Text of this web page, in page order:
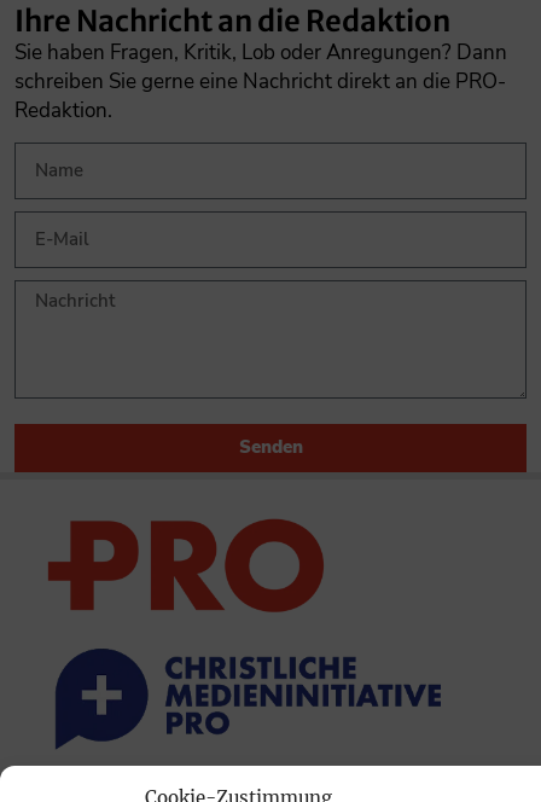
Ihre Nachricht an die Redaktion
Sie haben Fragen, Kritik, Lob oder Anregungen? Dann
schreiben Sie gerne eine Nachricht direkt an die PRO-
Redaktion.
Senden